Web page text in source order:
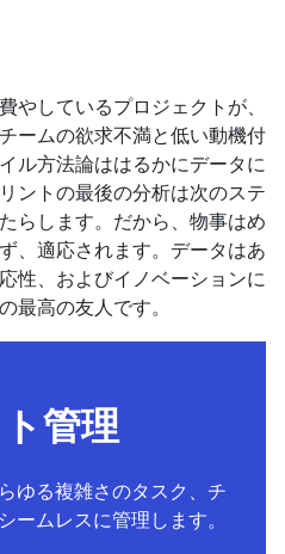
やしているプロジェクトが、
ームの欲求不満と低い動機付
ル方法論ははるかにデータに
ントの最後の分析は次のステ
らします。だから、物事はめ
、適応されます。データはあ
性、およびイノベーションに
最高の友人です。
管理
ゆる複雑さのタスク、チ
ームレスに管理します。